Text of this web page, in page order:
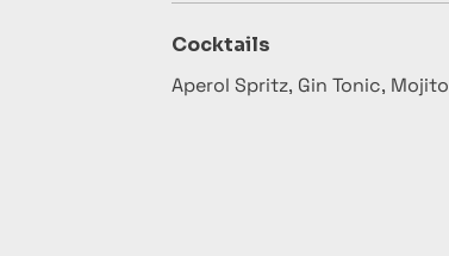
Cocktails
Aperol Spritz, Gin Tonic, Mojito